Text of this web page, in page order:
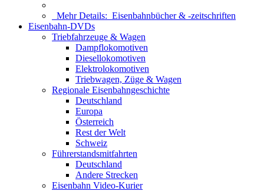
Mehr Details: Eisenbahnbücher & -zeitschriften
Eisenbahn-DVDs
Triebfahrzeuge & Wagen
Dampflokomotiven
Diesellokomotiven
Elektrolokomotiven
Triebwagen, Züge & Wagen
Regionale Eisenbahngeschichte
Deutschland
Europa
Österreich
Rest der Welt
Schweiz
Führerstandsmitfahrten
Deutschland
Andere Strecken
Eisenbahn Video-Kurier